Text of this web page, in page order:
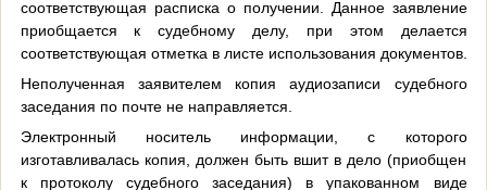
соответствующая расписка о получении. Данное заявление
приобщается к судебному делу, при этом делается
соответствующая отметка в листе использования документов.
Неполученная заявителем копия аудиозаписи судебного
заседания по почте не направляется.
Электронный носитель информации, с которого
изготавливалась копия, должен быть вшит в дело (приобщен
к протоколу судебного заседания) в упакованном виде